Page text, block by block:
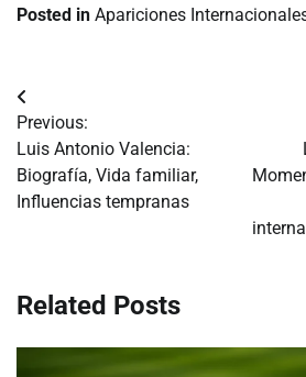
Posted in Apariciones
Post
navigation
Previous:
Luis Antonio Valencia:
Biografía, Vida familiar,
Influencias tempranas
Related Posts